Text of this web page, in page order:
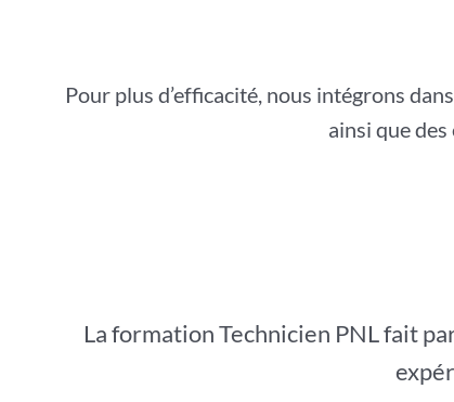
Pour plus d’efficacité, nous intégrons
ainsi que
La formation Technicien PNL fait